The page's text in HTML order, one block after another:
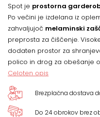
Spot je prostorna
Po večini je izdelana iz
zahvaljujoč melaminski
preprosta za čiščenje.
dodaten prostor za
polico in drog za obešanje
Celoten opis
Brezplačna dostava
Do 24 obrokov brez